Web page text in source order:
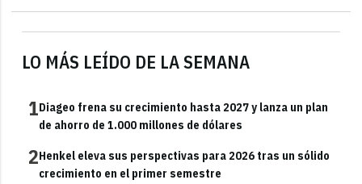
LO MÁS LEÍDO DE LA SEMANA
1Diageo frena su crecimiento hasta 2027 y lanza un plan
de ahorro de 1.000 millones de dólares
2Henkel eleva sus perspectivas para 2026 tras un sólido
crecimiento en el primer semestre